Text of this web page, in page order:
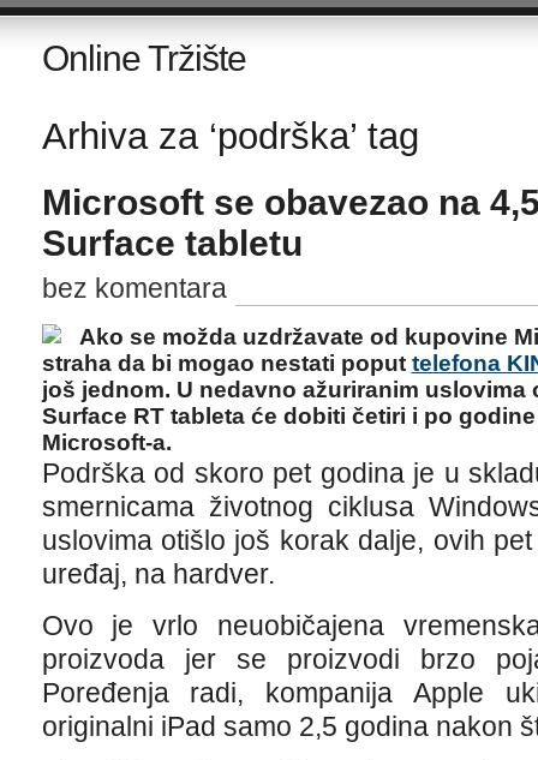
Online Tržište
Arhiva za ‘podrška’ tag
Microsoft se obavezao na
Surface tabletu
bez komentara
Ako se možda uzdržavate od kupovine
straha da bi mogao nestati poput telefona
još jednom. U nedavno ažuriranim
Surface RT tableta će dobiti četiri i po
Microsoft-a.
Podrška od skoro pet godina je u
smernicama životnog ciklusa
uslovima otišlo još korak dalje, ovih
uređaj, na hardver.
Ovo je vrlo neuobičajena
proizvoda jer se proizvodi brzo
Poređenja radi, kompanija Apple
originalni iPad samo 2,5 godina nakon